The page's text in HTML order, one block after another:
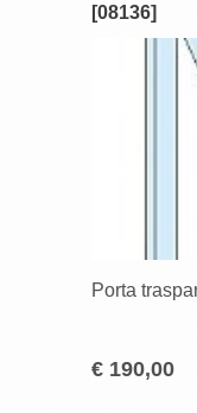
[08136]
Porta
€ 190,00